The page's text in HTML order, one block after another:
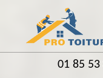
01 85 53